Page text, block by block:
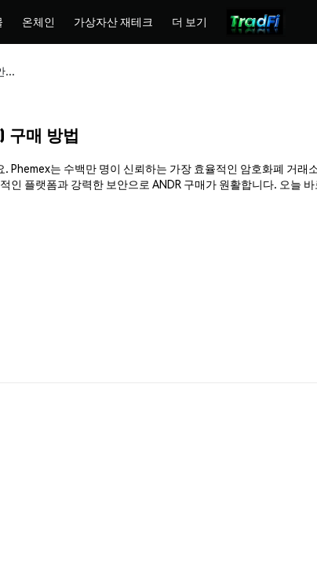
온체인 가상자산 재테크 더 보기
Andromeda (ANDR) 안전하게 구매 및 보관
구매 방법
Phemex는 수백만 명이 신뢰하는 가장 효율적인 암호화폐 거래
인 플랫폼과 강력한 보안으로 ANDR 구매가 원활합니다. 오늘